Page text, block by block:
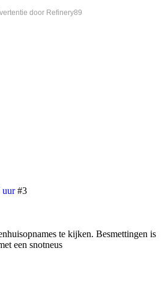
door Refinery89
uur #3
te kijken. Besmettingen is
een snotneus